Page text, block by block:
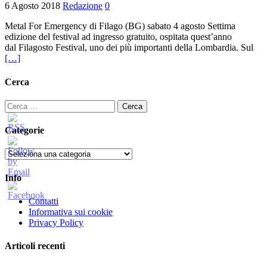
6 Agosto 2018 Redazione 0
Metal For Emergency di Filago (BG) sabato 4 agosto Settima
edizione del festival ad ingresso gratuito, ospitata quest’anno
dal Filagosto Festival, uno dei più importanti della Lombardia. Sul
[…]
Cerca
Ricerca
per:
Categorie
Categorie
Info
Contatti
Informativa sui cookie
Privacy Policy
Articoli recenti